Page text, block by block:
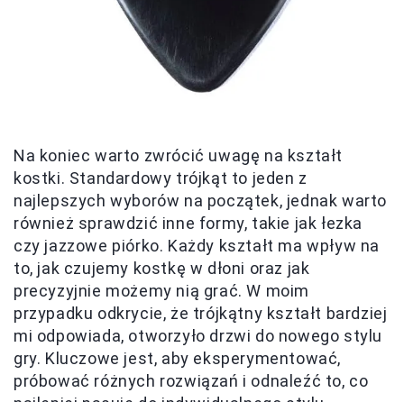
Na koniec warto zwrócić uwagę na kształt
kostki. Standardowy trójkąt to jeden z
najlepszych wyborów na początek, jednak warto
również sprawdzić inne formy, takie jak łezka
czy jazzowe piórko. Każdy kształt ma wpływ na
to, jak czujemy kostkę w dłoni oraz jak
precyzyjnie możemy nią grać. W moim
przypadku odkrycie, że trójkątny kształt bardziej
mi odpowiada, otworzyło drzwi do nowego stylu
gry. Kluczowe jest, aby eksperymentować,
próbować różnych rozwiązań i odnaleźć to, co